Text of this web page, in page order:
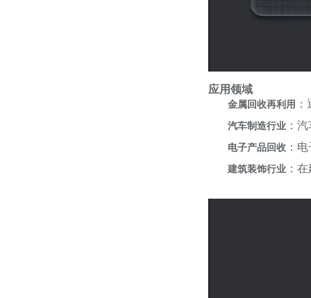
应用领域
金属回收再利用
汽车制造行业 ：
电子产品回收 ：
建筑装饰行业 ：